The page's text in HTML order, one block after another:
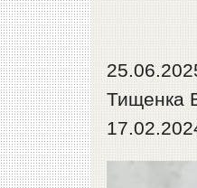
Тищенка